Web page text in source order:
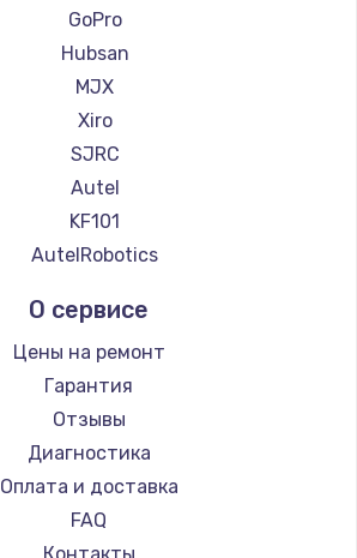
GoPro
Hubsan
MJX
Xiro
SJRC
Autel
KF101
AutelRobotics
О сервисе
Цены на ремонт
Гарантия
Отзывы
Диагностика
Оплата и доставка
FAQ